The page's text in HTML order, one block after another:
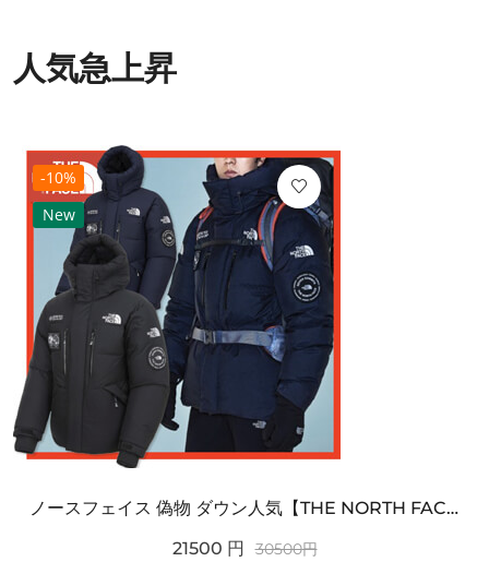
人気急上昇
-10%
New
ノースフェイス 偽物 ダウン人気【THE NORTH FACE】M'S 7 SUMMIT HIM...
21500 円 30500円